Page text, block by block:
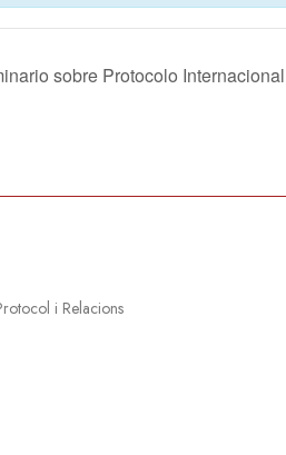
sobre Protocolo Internacional
i Relacions